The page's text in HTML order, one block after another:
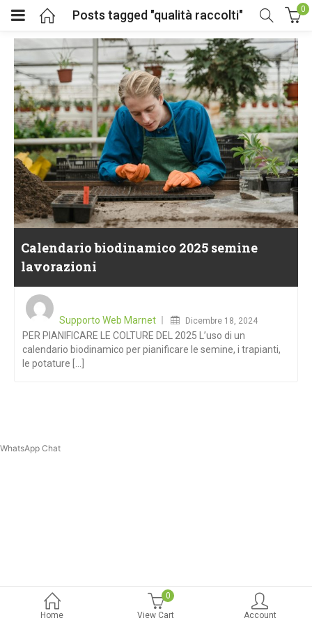
Posts tagged "qualità raccolti" 0
Home
0
View Cart
Account
Calendario biodinamico 2025 semine
lavorazioni
Supporto Web Marnet
Dicembre 18, 2024
PER PIANIFICARE LE COLTURE DEL 2025 L’uso di un
calendario biodinamico per pianificare le semine, i trapianti,
le potature [...]
WhatsApp Chat